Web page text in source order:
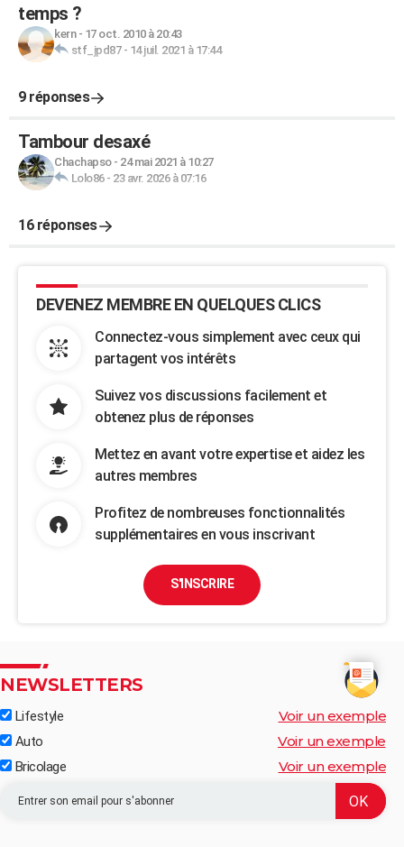
temps ?
kern- 17 oct. 2010 à 20:43
stf_jpd87- 14 juil. 2021 à 17:44
9 réponses
Tambour desaxé
Chachapso- 24 mai 2021 à 10:27
Lolo86- 23 avr. 2026 à 07:16
16 réponses
DEVENEZ MEMBRE EN QUELQUES CLICS
Connectez-vous simplement avec ceux qui
partagent vos intérêts
Suivez vos discussions facilement et
obtenez plus de réponses
Mettez en avant votre expertise et aidez les
autres membres
Profitez de nombreuses fonctionnalités
supplémentaires en vous inscrivant
S'INSCRIRE
NEWSLETTERS
Lifestyle Voir un exemple
Auto Voir un exemple
Bricolage Voir un exemple